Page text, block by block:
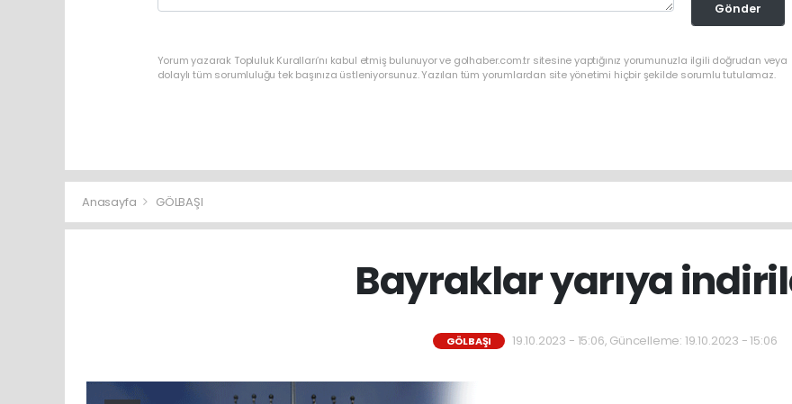
Gönder
Yorum yazarak Topluluk Kuralları’nı kabul etmiş bulunuyor ve golhaber.com.tr sitesine yaptığınız yorumunuzla ilgili doğrudan veya
dolaylı tüm sorumluluğu tek başınıza üstleniyorsunuz. Yazılan tüm yorumlardan site yönetimi hiçbir şekilde sorumlu tutulamaz.
Anasayfa GÖLBAŞI
Bayraklar yarıya
GÖLBAŞI 19.10.2023 - 15:06, Güncelleme: 19.10.2023 - 15:06